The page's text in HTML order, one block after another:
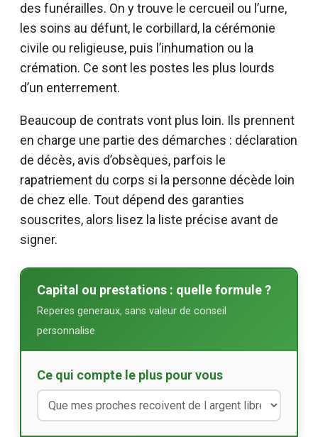
des funérailles. On y trouve le cercueil ou l’urne,
les soins au défunt, le corbillard, la cérémonie
civile ou religieuse, puis l’inhumation ou la
crémation. Ce sont les postes les plus lourds
d’un enterrement.
Beaucoup de contrats vont plus loin. Ils prennent
en charge une partie des démarches : déclaration
de décès, avis d’obsèques, parfois le
rapatriement du corps si la personne décède loin
de chez elle. Tout dépend des garanties
souscrites, alors lisez la liste précise avant de
signer.
Capital ou prestations : quelle formule ?
Reperes generaux, sans valeur de conseil
personnalise
Ce qui compte le plus pour vous